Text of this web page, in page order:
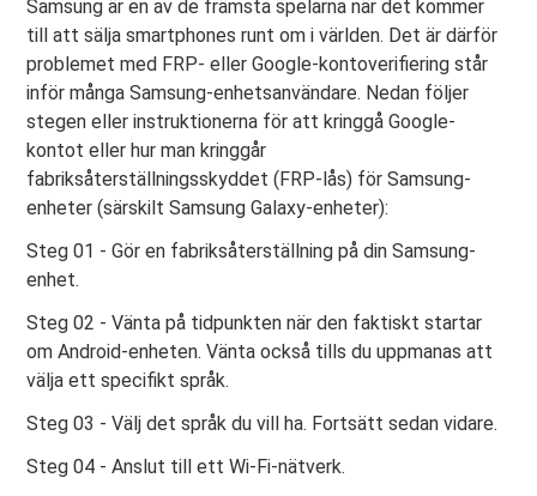
Samsung är en av de främsta spelarna när det kommer
till att sälja smartphones runt om i världen. Det är därför
problemet med FRP- eller Google-kontoverifiering står
inför många Samsung-enhetsanvändare. Nedan följer
stegen eller instruktionerna för att kringgå Google-
kontot eller hur man kringgår
fabriksåterställningsskyddet (FRP-lås) för Samsung-
enheter (särskilt Samsung Galaxy-enheter):
Steg 01 - Gör en fabriksåterställning på din Samsung-
enhet.
Steg 02 - Vänta på tidpunkten när den faktiskt startar
om Android-enheten. Vänta också tills du uppmanas att
välja ett specifikt språk.
Steg 03 - Välj det språk du vill ha. Fortsätt sedan vidare.
Steg 04 - Anslut till ett Wi-Fi-nätverk.